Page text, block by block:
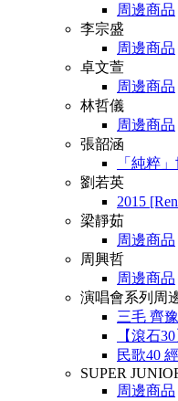
周邊商品
李宗盛
周邊商品
卓文萱
周邊商品
林哲儀
周邊商品
張韶涵
「純粹
劉若英
2015
梁靜茹
周邊商品
周興哲
周邊商品
演唱會系列周
三毛 齊
【滾石
民歌40
SUPER
周邊商品